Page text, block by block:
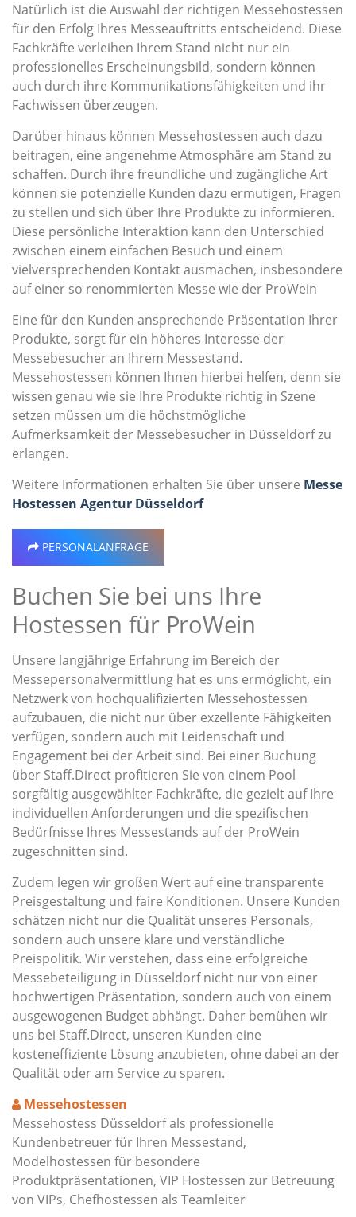
Natürlich ist die Auswahl der richtigen Messehostessen
für den Erfolg Ihres Messeauftritts entscheidend. Diese
Fachkräfte verleihen Ihrem Stand nicht nur ein
professionelles Erscheinungsbild, sondern können
auch durch ihre Kommunikationsfähigkeiten und ihr
Fachwissen überzeugen.
Darüber hinaus können Messehostessen auch dazu
beitragen, eine angenehme Atmosphäre am Stand zu
schaffen. Durch ihre freundliche und zugängliche Art
können sie potenzielle Kunden dazu ermutigen, Fragen
zu stellen und sich über Ihre Produkte zu informieren.
Diese persönliche Interaktion kann den Unterschied
zwischen einem einfachen Besuch und einem
vielversprechenden Kontakt ausmachen, insbesondere
auf einer so renommierten Messe wie der ProWein
Eine für den Kunden ansprechende Präsentation Ihrer
Produkte, sorgt für ein höheres Interesse der
Messebesucher an Ihrem Messestand.
Messehostessen können Ihnen hierbei helfen, denn sie
wissen genau wie sie Ihre Produkte richtig in Szene
setzen müssen um die höchstmögliche
Aufmerksamkeit der Messebesucher in Düsseldorf zu
erlangen.
Weitere Informationen erhalten Sie über unsere Messe
Hostessen Agentur Düsseldorf
PERSONALANFRAGE
Buchen Sie bei uns Ihre
Hostessen für ProWein
Unsere langjährige Erfahrung im Bereich der
Messepersonalvermittlung hat es uns ermöglicht, ein
Netzwerk von hochqualifizierten Messehostessen
aufzubauen, die nicht nur über exzellente Fähigkeiten
verfügen, sondern auch mit Leidenschaft und
Engagement bei der Arbeit sind. Bei einer Buchung
über Staff.Direct profitieren Sie von einem Pool
sorgfältig ausgewählter Fachkräfte, die gezielt auf Ihre
individuellen Anforderungen und die spezifischen
Bedürfnisse Ihres Messestands auf der ProWein
zugeschnitten sind.
Zudem legen wir großen Wert auf eine transparente
Preisgestaltung und faire Konditionen. Unsere Kunden
schätzen nicht nur die Qualität unseres Personals,
sondern auch unsere klare und verständliche
Preispolitik. Wir verstehen, dass eine erfolgreiche
Messebeteiligung in Düsseldorf nicht nur von einer
hochwertigen Präsentation, sondern auch von einem
ausgewogenen Budget abhängt. Daher bemühen wir
uns bei Staff.Direct, unseren Kunden eine
kosteneffiziente Lösung anzubieten, ohne dabei an der
Qualität oder am Service zu sparen.
Messehostessen
Messehostess Düsseldorf als professionelle
Kundenbetreuer für Ihren Messestand,
Modelhostessen für besondere
Produktpräsentationen, VIP Hostessen zur Betreuung
von VIPs, Chefhostessen als Teamleiter